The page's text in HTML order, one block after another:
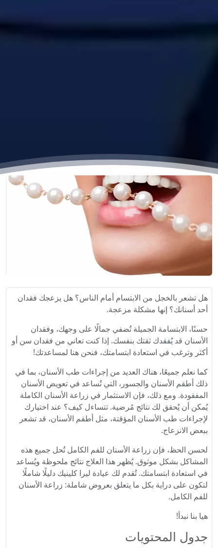
هل تشعر بالخجل من الابتسام أمام الناس؟ هل يزعجك فقدان
أحد أسنانك؟ إنها مشكلة مزعجة.
حسنًا، الابتسامة الجميلة تُضفي جمالًا على وجهك، وفقدان
الأسنان قد يُفقدك ثقتك بنفسك. إذا كنت تعاني من فقدان سن أو
أكثر وترغب في استعادة ابتسامتك، فنحن هنا لمساعدتك!
كما نعلم جميعًا، هناك العديد من إجراءات طب الأسنان، بما في
ذلك أطقم الأسنان والجسور، التي تُساعد في تعويض الأسنان
المفقودة. ومع ذلك، فإن الاستثمار في زراعة الأسنان الكاملة
يُمكن أن يُحقق لك نتائج مُرضية. تتساءل كيف؟ عند اختيارك
لإجراءات طب الأسنان المؤقتة، مثل أطقم الأسنان، قد تشعر
ببعض الانزعاج.
لحسن الحظ، فإن زراعة الأسنان للفم الكامل تُحل جميع هذه
المشاكل بشكل موثوق. يُظهر هذا العلاج نتائج ملحوظة ويُساعد
في استعادة ابتسامتك. تُقدم لك عيادة ليرا كلينيك دليلًا شاملًا
لتكون على دراية بكل ما يتعلق بعروض شاملة: زراعة الأسنان
للفم الكامل.
هيا بنا نبدأ!
جدول المحتويات